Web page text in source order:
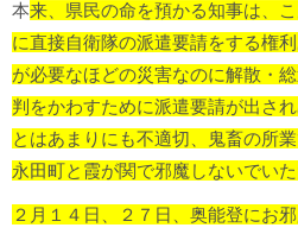
本来、県民の命を預かる知事は、
に直接自衛隊の派遣要請をする権
が必要なほどの災害なのに解散・
判をかわすために派遣要請が出さ
とはあまりにも不適切、鬼畜の所
永田町と霞が関で邪魔しないでいた
２月１４日、２７日、奥能登にお邪